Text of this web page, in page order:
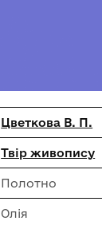
Цветкова В. П.
Твір живопису
Полотно
Олія